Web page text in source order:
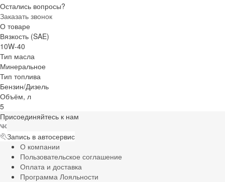
Остались вопросы?
Заказать звонок
О товаре
Вязкость (SAE)
10W-40
Тип масла
Минеральное
Тип топлива
Бензин/Дизель
Объём, л
5
Присоединяйтесь к нам
Запись в автосервис
О компании
Пользовательское соглашение
Оплата и доставка
Программа Лояльности